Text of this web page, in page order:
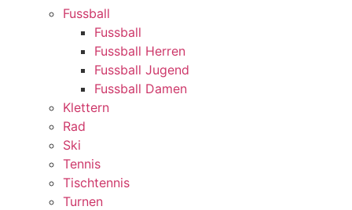
Fussball
Fussball
Fussball Herren
Fussball Jugend
Fussball Damen
Klettern
Rad
Ski
Tennis
Tischtennis
Turnen